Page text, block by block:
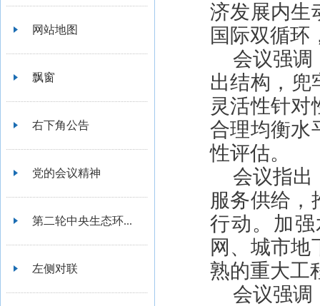
网站地图
飘窗
右下角公告
党的会议精神
第二轮中央生态环...
左侧对联
济发展内生
国际双循环
会议强调
出结构，兜
灵活性针对
合理均衡水
性评估。
会议指出
服务供给，
行动。加
网、城市地
熟的重大工
会议强调